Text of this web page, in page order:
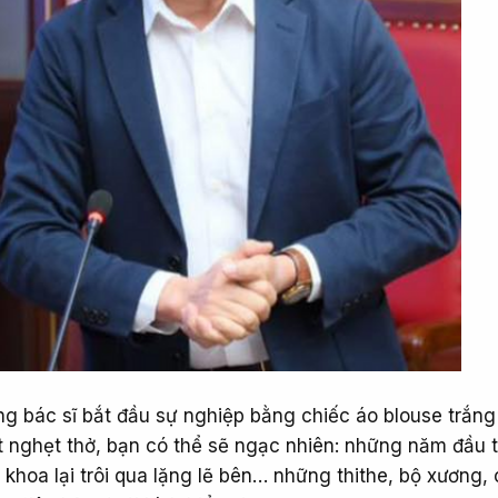
bác sĩ bắt đầu sự nghiệp bằng chiếc áo blouse
thở, bạn có thể sẽ ngạc nhiên: những năm đầu
lại trôi qua lặng lẽ bên… những thithe, bộ xương,